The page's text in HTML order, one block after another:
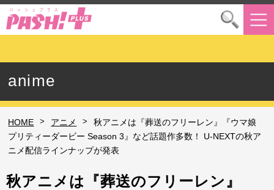
anime
HOME > アニメ >
秋アニメは『葬送のフリーレン』『ウマ娘
プリティーダービー Season 3』など話題作多数！ U-NEXTの秋ア
ニメ配信ラインナップが発表
秋アニメは『葬送のフリーレン』